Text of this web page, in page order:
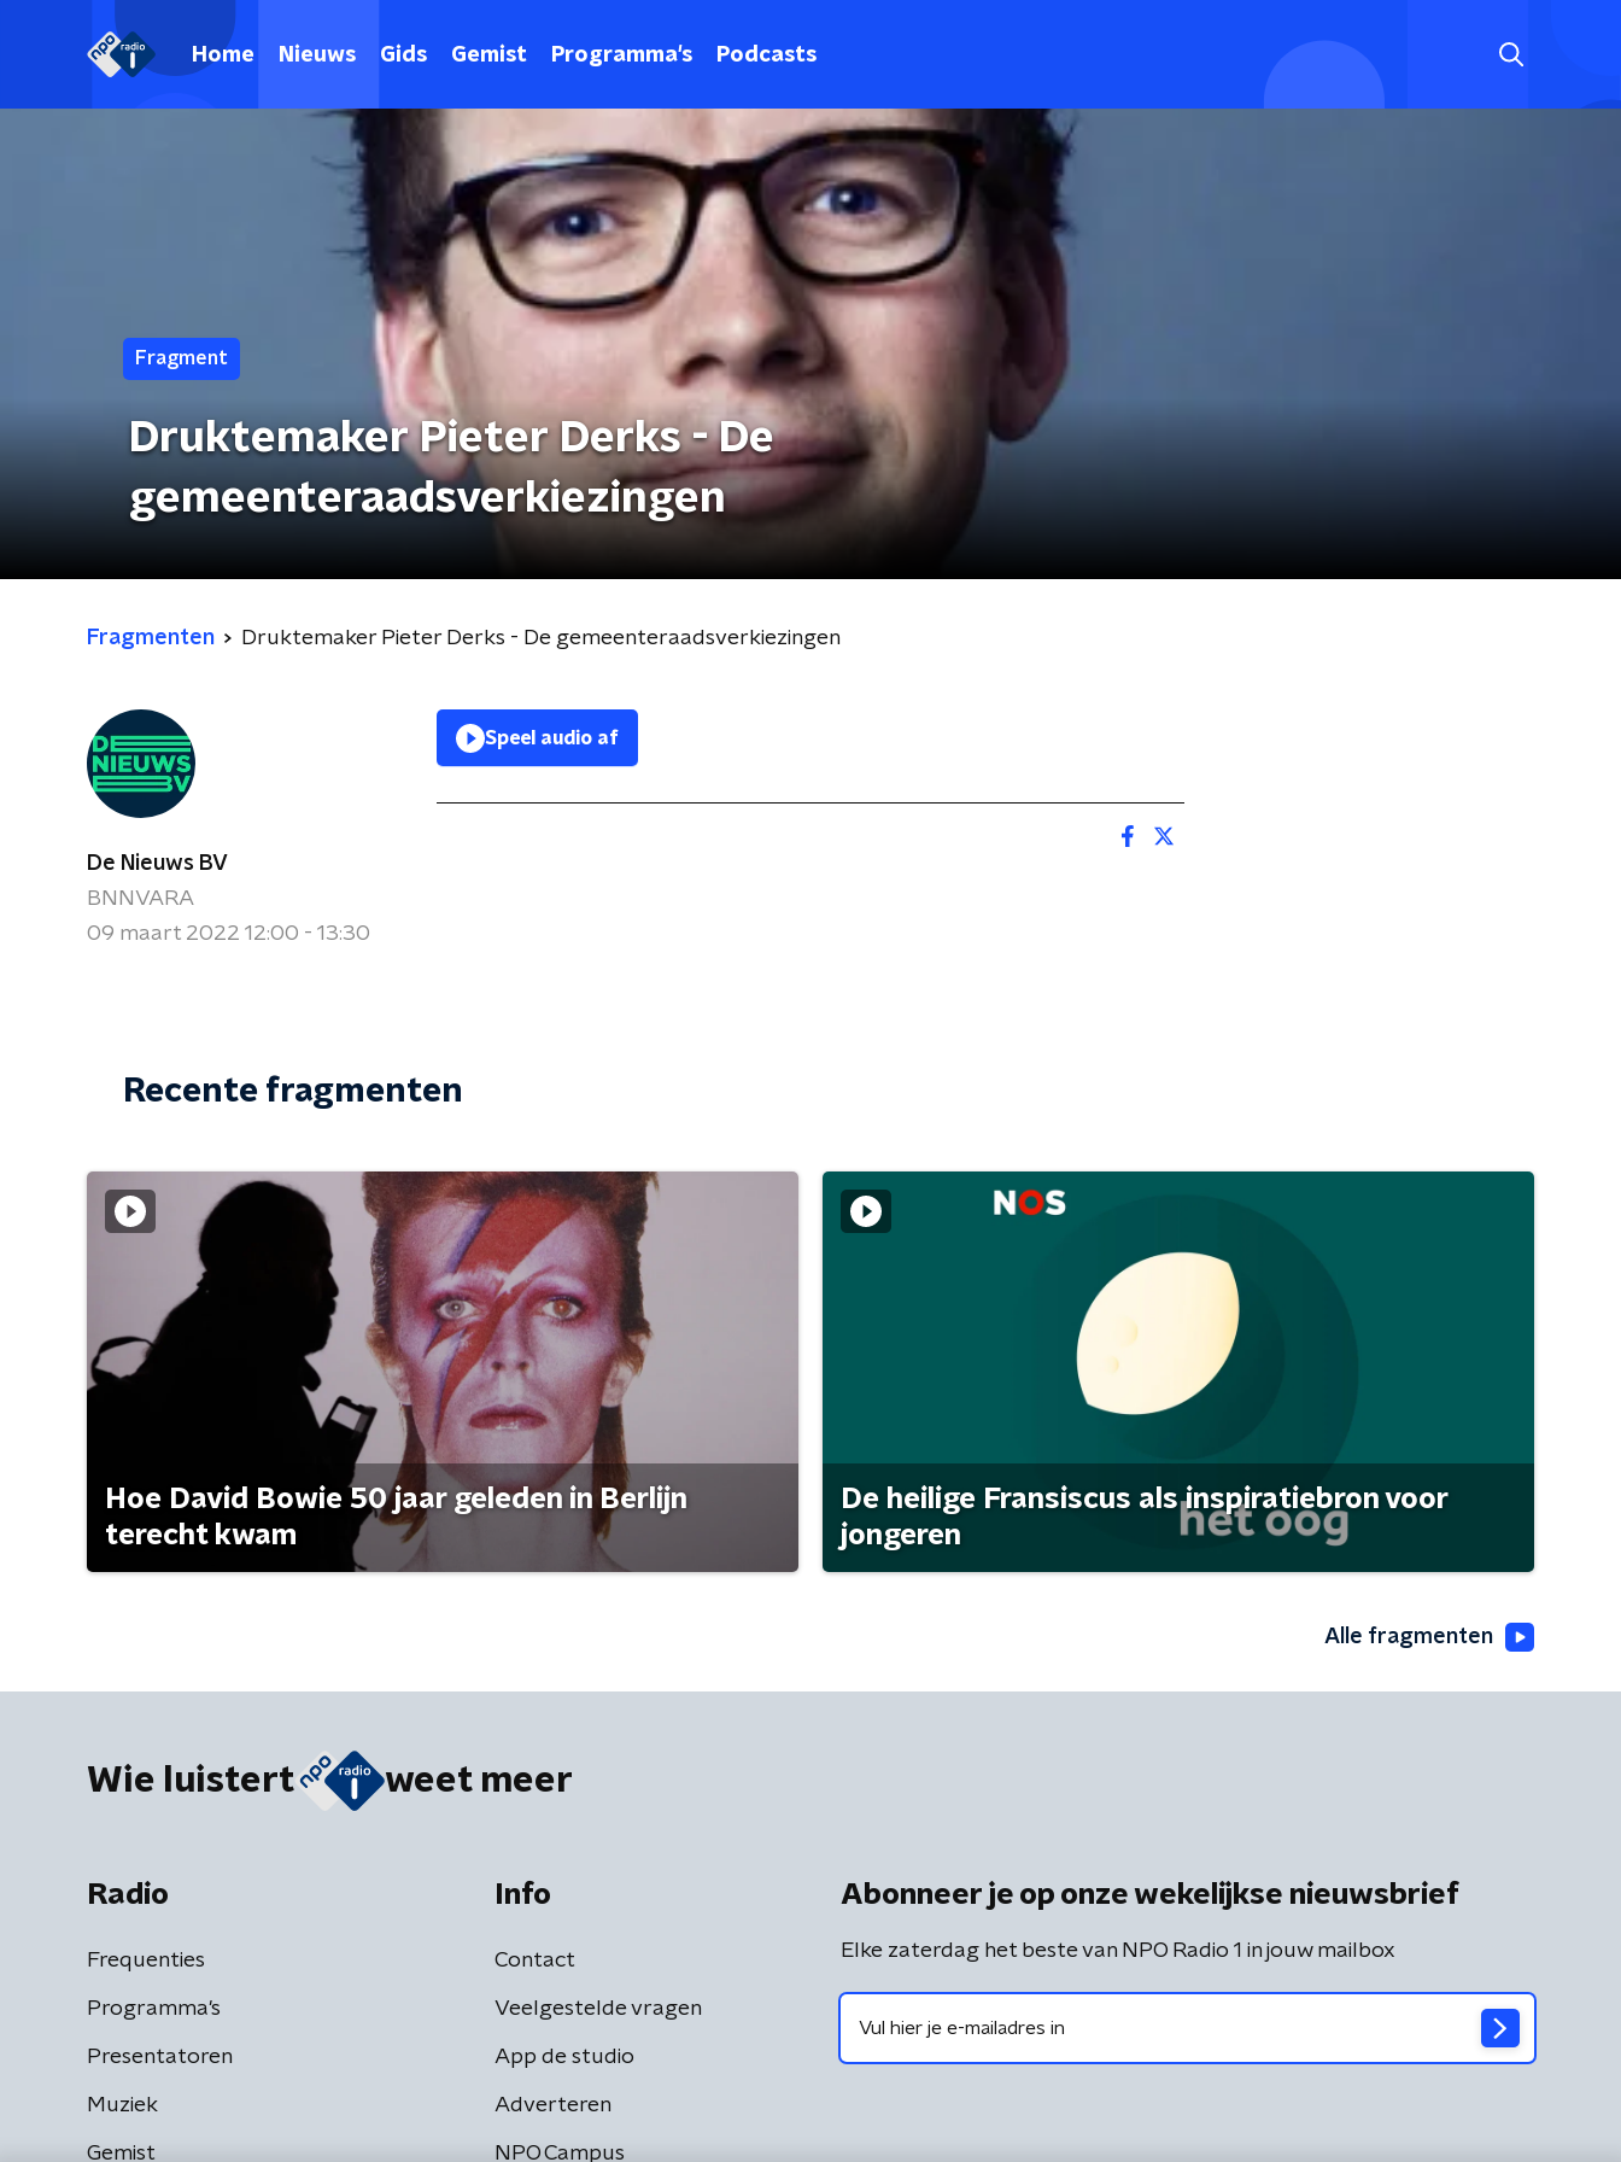
Home Nieuws Gids Gemist Programma's Podcasts
Fragment
Druktemaker Pieter Derks - De
gemeenteraadsverkiezingen
Fragmenten Druktemaker Pieter Derks - De gemeenteraadsverkiezingen
De Nieuws BV
BNNVARA
09 maart 2022 12:00 - 13:30
Speel audio af
Recente fragmenten
Hoe David Bowie 50 jaar geleden in Berlijn
terecht kwam
De heilige Fransiscus als inspiratiebron voor
jongeren
Alle fragmenten
Wie luistert weet meer
Radio
Frequenties
Programma's
Presentatoren
Muziek
Gemist
Info
Contact
Veelgestelde vragen
App de studio
Adverteren
NPO Campus
Abonneer je op onze wekelijkse nieuwsbrief
Elke zaterdag het beste van NPO Radio 1 in jouw mailbox